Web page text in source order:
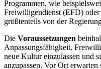
Programmen, wie
Freiwilligendienst (EFD)
größtenteils von der
Die Voraussetzungen
Anpassungsfähigkeit.
neue Kultur einzulassen und
anzupassen. Vor Ort